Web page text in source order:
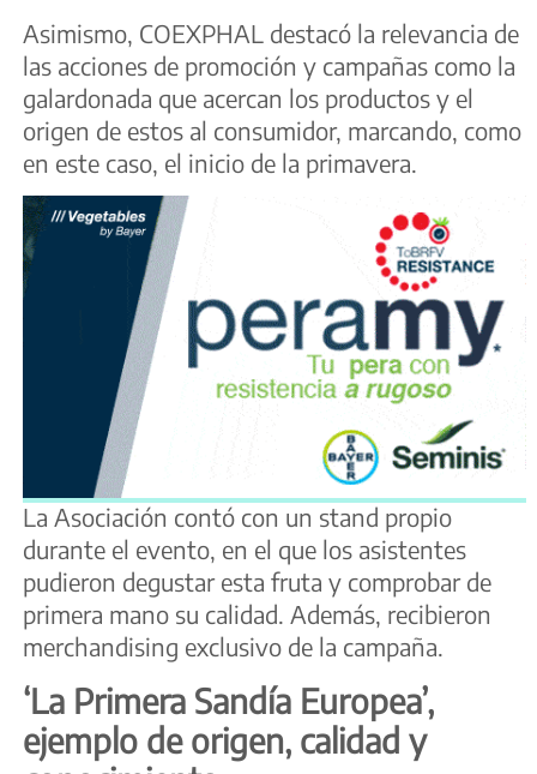
Asimismo, COEXPHAL destacó la relevancia de
las acciones de promoción y campañas como la
galardonada que acercan los productos y el
origen de estos al consumidor, marcando, como
en este caso, el inicio de la primavera.
La Asociación contó con un stand propio
durante el evento, en el que los asistentes
pudieron degustar esta fruta y comprobar de
primera mano su calidad. Además, recibieron
merchandising exclusivo de la campaña.
‘La Primera Sandía Europea’,
ejemplo de origen, calidad y